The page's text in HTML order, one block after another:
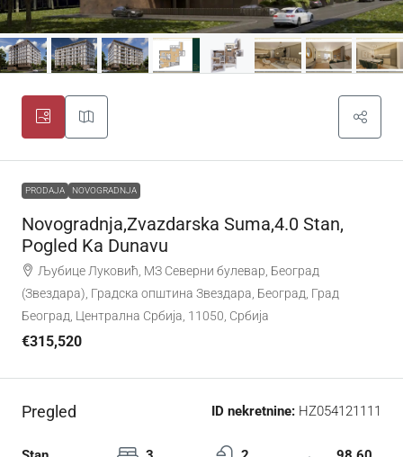
PRODAJA NOVOGRADNJA
Novogradnja,Zvazdarska Suma,4.0 Stan,
Pogled Ka Dunavu
Љубице Луковић, МЗ Северни булевар, Београд
(Звездара), Градска општина Звездара, Београд, Град
Београд, Централна Србија, 11050, Србија
€315,520
Pregled ID nekretnine: HZ054121111